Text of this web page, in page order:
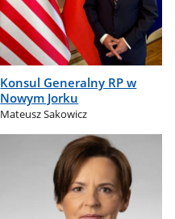
Konsul Generalny RP w
Nowym Jorku
Mateusz Sakowicz